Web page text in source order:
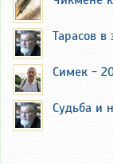
Тарасов
Симек -
Судьба и